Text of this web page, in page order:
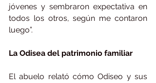
jóvenes y sembraron expectativa en
todos los otros, según me contaron
luego”.
La Odisea del patrimonio familiar
El abuelo relató cómo Odiseo y sus